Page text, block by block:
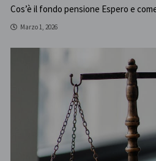
Cos’è il fondo pensione Espero e
Marzo 1, 2026